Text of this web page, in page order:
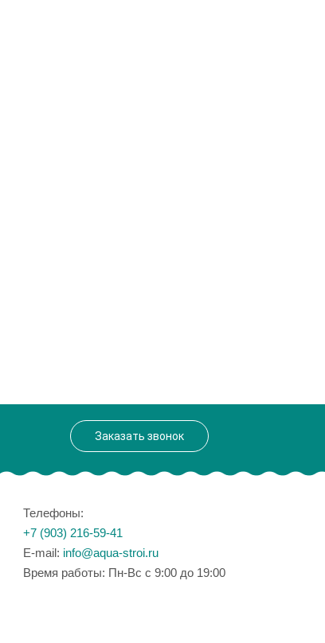
Заказать звонок
Телефоны:
+7 (903) 216-59-41
E-mail: info@aqua-stroi.ru
Время работы: Пн-Вс с 9:00 до 19:00